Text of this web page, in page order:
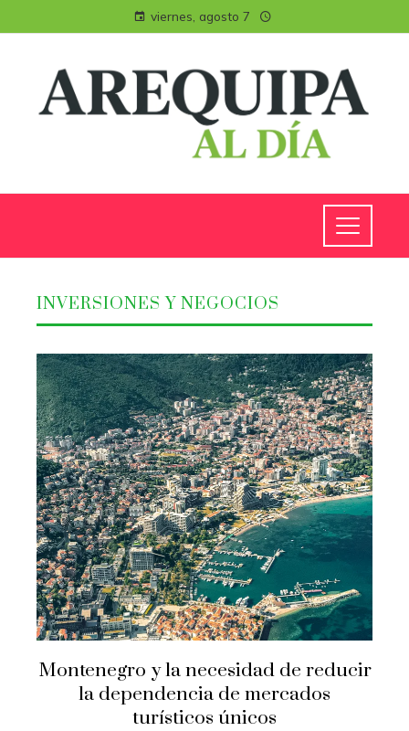
viernes, agosto 7
INVERSIONES Y NEGOCIOS
Montenegro y la necesidad de reducir
la dependencia de mercados
turísticos únicos